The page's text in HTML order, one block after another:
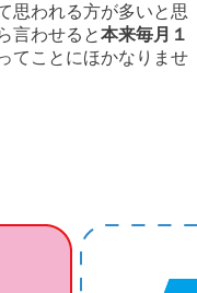
思われる方が多いと思
言わせると本来毎月１
てことにほかなりませ